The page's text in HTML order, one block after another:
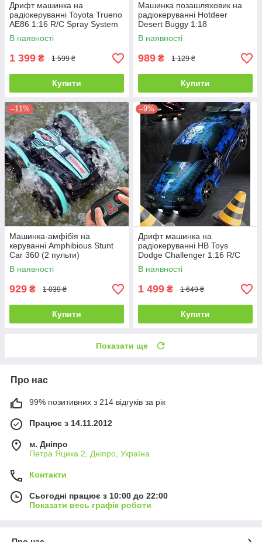
Дрифт машинка на
радіокеруванні Toyota Trueno
AE86 1:16 R/C Spray System
Drift
В наявності
1 399 ₴ 1 599 ₴
Купити
Машинка позашляховик на
радіокеруванні Hotdeer
Desert Buggy 1:18
В наявності
989 ₴ 1 129 ₴
Купити
–11%
Машинка-амфібія на
керуванні Amphibious Stunt
Car 360 (2 пульти)
В наявності
929 ₴ 1 039 ₴
Купити
–9%
Дрифт машинка на
радіокеруванні HB Toys
Dodge Challenger 1:16 R/C
Drift Dazzling
В наявності
1 499 ₴ 1 649 ₴
Купити
Показати ще
Про нас
99% позитивних з 214 відгуків за рік
Працює з 14.11.2012
м. Дніпро
Петра Яцика 2, Дніпро, Україна
Контакти
Сьогодні працює з 10:00 до 22:00
Показати весь графік роботи